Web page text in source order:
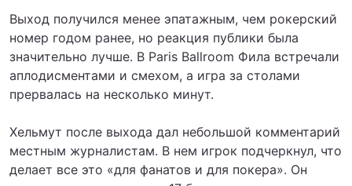
Выход получился менее эпатажным, чем рокерский
номер годом ранее, но реакция публики была
значительно лучше. В Paris Ballroom Фила встречали
аплодисментами и смехом, а игра за столами
прервалась на несколько минут.
Хельмут после выхода дал небольшой комментарий
местным журналистам. В нем игрок подчеркнул, что
делает все это «для фанатов и для покера». Он